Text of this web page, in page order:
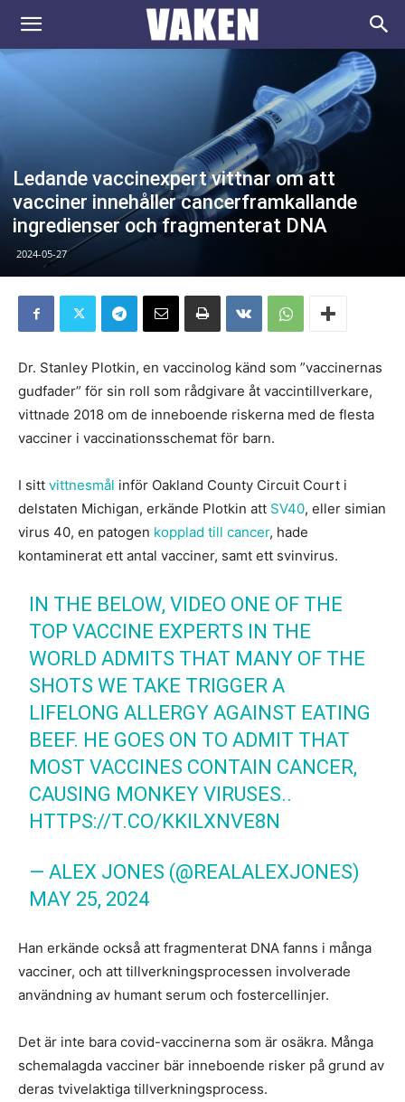
VAKEN.se
Ledande vaccinexpert vittnar om att
vacciner innehåller cancerframkallande
ingredienser och fragmenterat DNA
2024-05-27
Dr. Stanley Plotkin, en vaccinolog känd som ”vaccinernas
gudfader” för sin roll som rådgivare åt vaccintillverkare,
vittnade 2018 om de inneboende riskerna med de flesta
vacciner i vaccinationsschemat för barn.
I sitt vittnesmål inför Oakland County Circuit Court i
delstaten Michigan, erkände Plotkin att SV40, eller simian
virus 40, en patogen kopplad till cancer, hade
kontaminerat ett antal vacciner, samt ett svinvirus.
IN THE BELOW, VIDEO ONE OF THE
TOP VACCINE EXPERTS IN THE
WORLD ADMITS THAT MANY OF THE
SHOTS WE TAKE TRIGGER A
LIFELONG ALLERGY AGAINST EATING
BEEF. HE GOES ON TO ADMIT THAT
MOST VACCINES CONTAIN CANCER,
CAUSING MONKEY VIRUSES..
HTTPS://T.CO/KKILXNVE8N
— ALEX JONES (@REALALEXJONES)
MAY 25, 2024
Han erkände också att fragmenterat DNA fanns i många
vacciner, och att tillverkningsprocessen involverade
användning av humant serum och fostercellinjer.
Det är inte bara covid-vaccinerna som är osäkra. Många
schemalagda vacciner bär inneboende risker på grund av
deras tvivelaktiga tillverkningsprocess.